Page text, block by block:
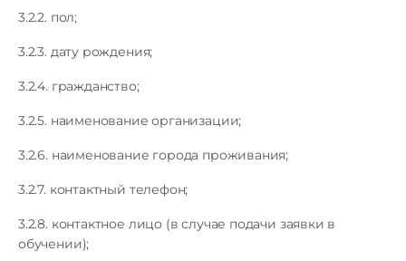
3.2.2. пол;
3.2.3. дату рождения;
3.2.4. гражданство;
3.2.5. наименование организации;
3.2.6. наименование города проживания;
3.2.7. контактный телефон;
3.2.8. контактное лицо (в случае подачи заявки в
обучении);